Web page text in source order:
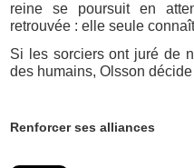
reine se poursuit en
retrouvée : elle seule
Si les sorciers ont juré de
des humains, Olsson
Renforcer ses alliances